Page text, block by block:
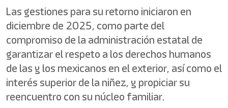
Las gestiones para su retorno iniciaron en
diciembre de 2025, como parte del
compromiso de la administración estatal de
garantizar el respeto a los derechos humanos
de las y los mexicanos en el exterior, así como el
interés superior de la niñez, y propiciar su
reencuentro con su núcleo familiar.